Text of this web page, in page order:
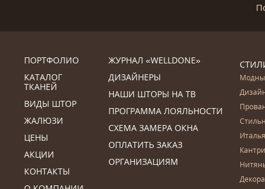
ПОРТФОЛИО
КАТАЛОГ
ТКАНЕЙ
ВИДЫ ШТОР
ЖАЛЮЗИ
ЦЕНЫ
АКЦИИ
КОНТАКТЫ
ЖУРНАЛ «WELLDONE»
ДИЗАЙНЕРЫ
НАШИ ШТОРЫ НА ТВ
ПРОГРАММА ЛОЯЛЬНОСТИ
СХЕМА ЗАМЕРА ОКНА
ОПЛАТИТЬ ЗАКАЗ
ОРГАНИЗАЦИЯМ
Кантри